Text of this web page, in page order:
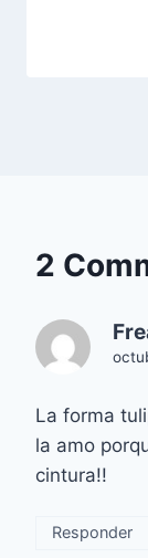
2
La forma
la amo
cintura!!
Responder